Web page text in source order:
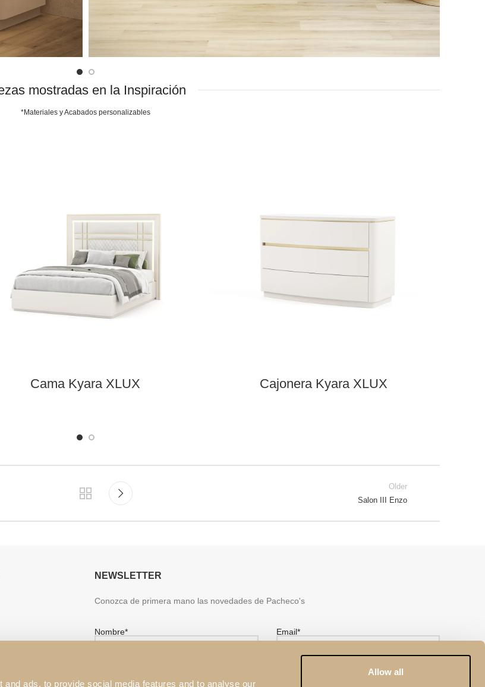
ads, to provide social media features and to analyse our
Allow all
mostradas en la Inspiración
*Materiales y Acabados personalizables
Puff Zenit Tocador Kyara XLUX
Older
Salon III Enzo
NEWSLETTER
Conozca de primera mano las novedades de Pacheco's
Nombre* Email*